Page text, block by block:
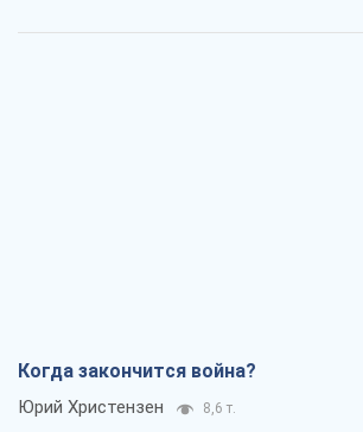
Когда закончится война?
Юрий Христензен 8,6 т.